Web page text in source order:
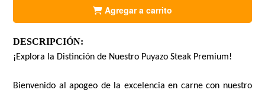
Agregar a carrito
DESCRIPCIÓN:
¡Explora la Distinción de Nuestro Puyazo Steak Premium!
Bienvenido al apogeo de la excelencia en carne con nuestro